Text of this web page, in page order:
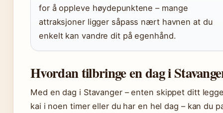
for å oppleve høydepunktene – mange
attraksjoner ligger såpass nært havnen at du
enkelt kan vandre dit på egenhånd.
Hvordan tilbringe en dag i
Med en dag i Stavanger – enten skippet ditt
kai i noen timer eller du har en hel dag – kan du